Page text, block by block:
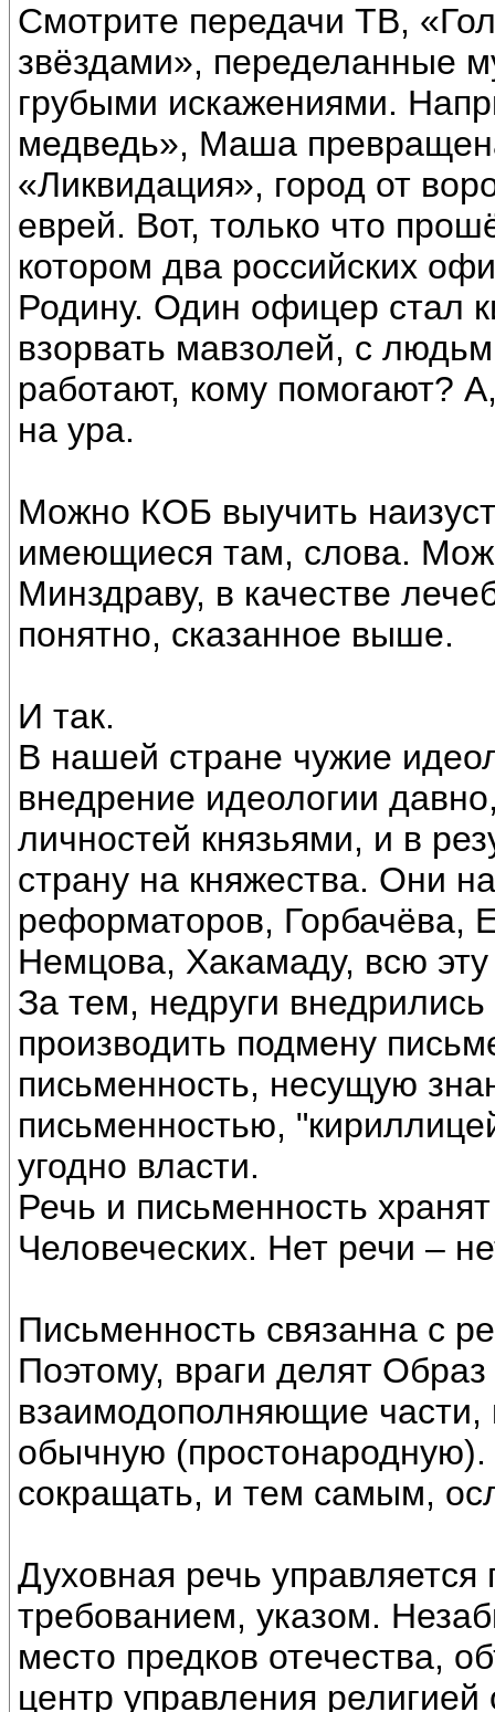
Смотрите передачи ТВ,
звёздами», переделанные
грубыми искажениями.
медведь», Маша
«Ликвидация», город от
еврей. Вот, только что
котором два российских
Родину. Один офицер стал
взорвать мавзолей, с
работают, кому помогают?
на ура.
Можно КОБ выучить
имеющиеся там, слова.
Минздраву, в качестве
понятно, сказанное выше.
И так.
В нашей стране чужие
внедрение идеологии
личностей князьями, и в
страну на княжества. Они
реформаторов, Горбачёва,
Немцова, Хакамаду, всю
За тем, недруги
производить подмену
письменность, несущую
письменностью,
угодно власти.
Речь и письменность
Человеческих. Нет речи –
Письменность связанна с
Поэтому, враги делят
взаимодополняющие
обычную
сокращать, и тем самым,
Духовная речь
требованием, указом.
место предков отечества,
центр управления